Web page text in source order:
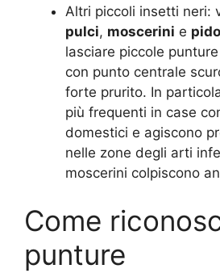
Altri piccoli insetti neri:
pulci, moscerini e
lasciare piccole
con punto centrale
forte prurito. In
più frequenti in case
domestici e agiscono
nelle zone degli arti
moscerini colpiscono
Come
punture